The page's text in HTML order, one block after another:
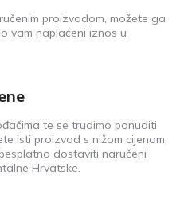
proizvodom, možete ga
vam naplaćeni iznos u
te se trudimo ponuditi
isti proizvod s nižom cijenom,
dostaviti naručeni
Hrvatske.